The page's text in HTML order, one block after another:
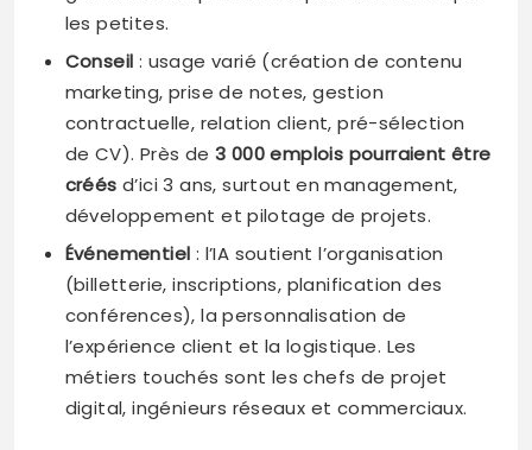
les petites.
Conseil : usage varié (création de contenu
marketing, prise de notes, gestion
contractuelle, relation client, pré-sélection
de CV). Près de 3 000 emplois pourraient être
créés d’ici 3 ans, surtout en management,
développement et pilotage de projets.
Événementiel : l’IA soutient l’organisation
(billetterie, inscriptions, planification des
conférences), la personnalisation de
l’expérience client et la logistique. Les
métiers touchés sont les chefs de projet
digital, ingénieurs réseaux et commerciaux.